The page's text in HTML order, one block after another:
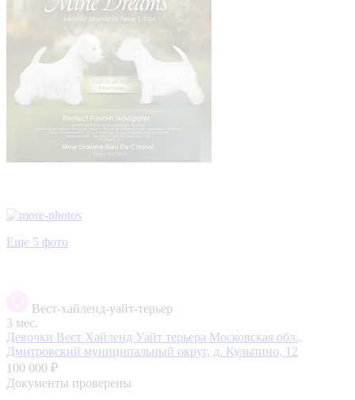
Еще 5 фото
Вест-хайленд-уайт-терьер
3 мес.
Девочки Вест Хайленд Уайт терьера Московская обл.,
Дмитровский муниципальный округ, д. Кульпино, 12
100 000 ₽
Документы проверены